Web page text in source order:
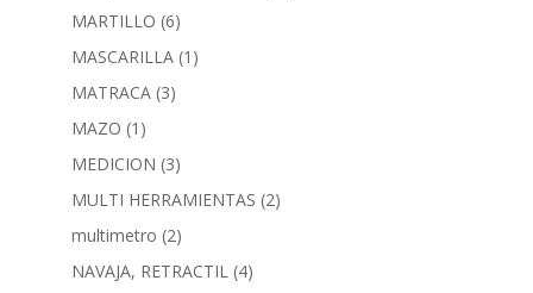
MARTILLO (6)
MASCARILLA (1)
MATRACA (3)
MAZO (1)
MEDICION (3)
MULTI HERRAMIENTAS (2)
multimetro (2)
NAVAJA, RETRACTIL (4)